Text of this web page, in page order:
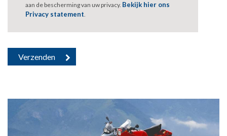
aan de bescherming van uw privacy. Bekijk hier ons
Privacy statement.